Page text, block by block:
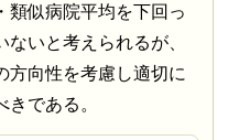
類似病院平均を下回っ
いと考えられるが、
方向性を考慮し適切に
である。